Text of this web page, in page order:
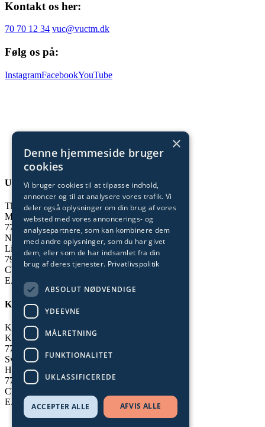
Kontakt os her:
70 70 12 34 vuc@vuctm.dk
Følg os på:
InstagramFacebookYouTube
Undervisning og administration
Thisted
Munkevej 9
7700 Thisted
Nykøbing
Limfjordsvej 95
7900 Nykøbing Mors
CVR-nummer: 29 55 35 72
EAN-nummer: 5798 000 558 656
Kollegier
Klitmøller
Krovej 15
7700 Thisted
Svankjær
Hedegårdsvej 59
7755 Bedsted Thy
CVR-nummer: 29 55 35 72
EAN-nummer: 5798 000 558 656
×
Denne hjemmeside bruger
cookies
Vi bruger cookies til at tilpasse indhold,
annoncer og til at analysere vores trafik. Vi
deler også oplysninger om din brug af vores
websted med vores annoncerings- og
analysepartnere, som kan kombinere dem
med andre oplysninger, som du har givet
dem, eller som de har indsamlet fra din
brug af deres tjenester. Privatlivspolitik
ABSOLUT NØDVENDIGE
YDEEVNE
MÅLRETNING
FUNKTIONALITET
UKLASSIFICEREDE
ACCEPTER ALLE AFVIS ALLE